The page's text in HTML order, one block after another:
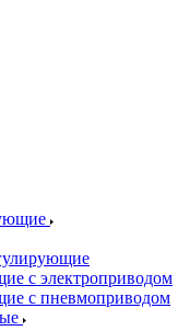
с электроприводом
с пневмоприводом